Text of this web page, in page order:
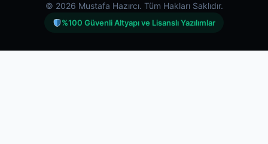
© 2026 Mustafa Hazırcı. Tüm Hakları Saklıdır.
%100 Güvenli Altyapı ve Lisanslı Yazılımlar